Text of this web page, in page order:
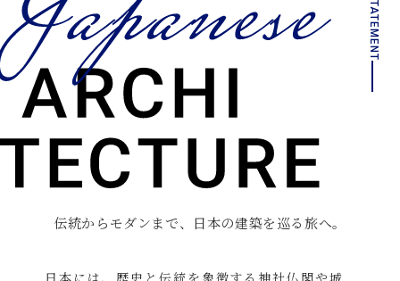
STATEMENT
伝統からモダンまで、日本の建築を巡る旅へ。
日本には、歴史と伝統を象徴する神社仏閣や城